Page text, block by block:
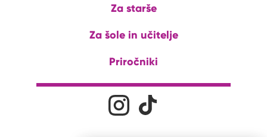
Za starše
Za šole in učitelje
Priročniki
Družabna omrežjaNa naš Instagram profil